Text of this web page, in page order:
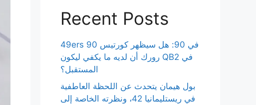
Recent Posts
49ers 90 في 90: هل سيظهر كورتيس
رورك أن لديه ما يكفي ليكون QB2 في
المستقبل؟
بول هيمان يتحدث عن اللحظة العاطفية
في ريستليمانيا 42، ونظرته الخاصة إلى